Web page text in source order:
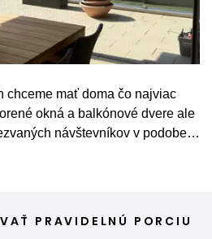
chceme mať doma čo najviac
okná a balkónové dvere ale
návštevníkov v podobe
na hmyz zároveň nijako neruší
domu, vyžaduje len minimálnu
PRAVIDELNÚ PORCIU